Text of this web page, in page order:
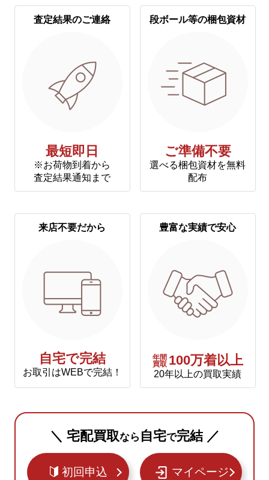
査定結果のご連絡
最短即日
※お荷物到着から
査定結果通知まで
段ボール等の梱包資材
ご準備不要
選べる梱包資材を無料
配布
来店不要だから
自宅で完結
お取引はWEBで完結！
豊富な実績で安心
年間
買取 100万着以上
20年以上の買取実績
＼ 宅配買取なら 自宅で完結 ／
初回申込 マイページ